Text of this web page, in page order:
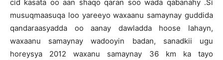
cid kasata oo aan shaqo qaran soo wada qabanahy .Si
musuqmaasuqa loo yareeyo waxaanu samaynay guddida
qandaraasyadda oo aanay dawladda hoose lahayn,
waxaanu samaynay wadooyin badan, sanadkii ugu
horeysya 2012 waxanu samaynay 36 km ka tayo